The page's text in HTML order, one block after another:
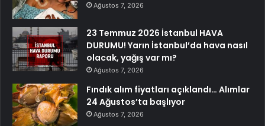
Ağustos 7, 2026
23 Temmuz 2026 İstanbul HAVA
DURUMU! Yarın İstanbul’da hava nasıl
olacak, yağış var mı?
Ağustos 7, 2026
Fındık alım fiyatları açıklandı… Alımlar
24 Ağustos’ta başlıyor
Ağustos 7, 2026